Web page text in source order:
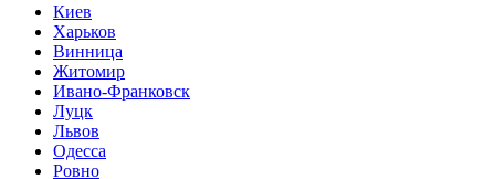
Киев
Харьков
Винница
Житомир
Ивано-Франковск
Луцк
Львов
Одесса
Ровно